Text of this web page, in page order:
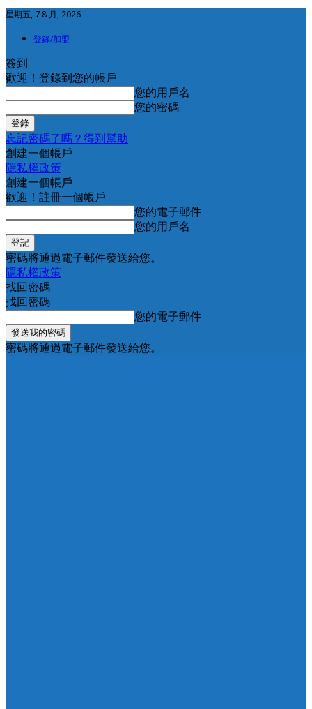
星期五, 7 8 月, 2026
登錄/加盟
簽到
歡迎！登錄到您的帳戶
您的用戶名
您的密碼
忘記密碼了嗎？得到幫助
創建一個帳戶
隱私權政策
創建一個帳戶
歡迎！註冊一個帳戶
您的電子郵件
您的用戶名
密碼將通過電子郵件發送給您。
隱私權政策
找回密碼
找回密碼
您的電子郵件
密碼將通過電子郵件發送給您。